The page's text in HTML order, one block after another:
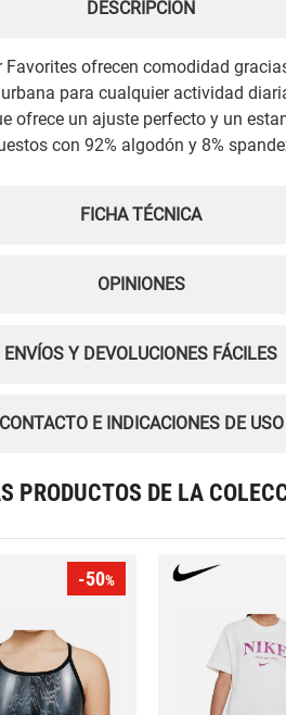
DESCRIPCIÓN
ofrecen comodidad
para cualquier actividad
ofrece un ajuste perfecto y un
con 92% algodón y 8%
FICHA TÉCNICA
OPINIONES
ENVÍOS Y DEVOLUCIONES FÁCILES
CONTACTO E INDICACIONES DE USO
PRODUCTOS DE LA
-50%